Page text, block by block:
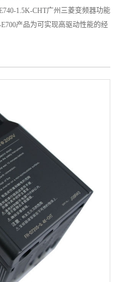
1.5K-CHT广州三菱变频器功能
产品为可实现高驱动性能的经
通矢量控制方式：在0.5Hz情况